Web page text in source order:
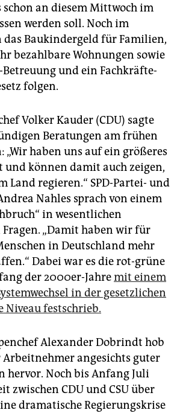
schon an diesem Mittwoch im
werden soll. Noch im
das Baukindergeld für Familien,
bezahlbare Wohnungen sowie
Betreuung und ein Fachkräfte-
folgen.
Volker Kauder (CDU) sagte
Beratungen am frühen
haben uns auf ein größeres
und können damit auch zeigen,
Land regieren.“ SPD-Partei- und
Nahles sprach von einem
in wesentlichen
„Damit haben wir für
in Deutschland mehr
Dabei war es die rot-grüne
der 2000er-Jahremit einem
in der gesetzlichen
Niveau festschrieb.
Alexander Dobrindt hob
angesichts guter
hervor. Noch bis Anfang Juli
zwischen CDU und CSU über
dramatische Regierungskrise